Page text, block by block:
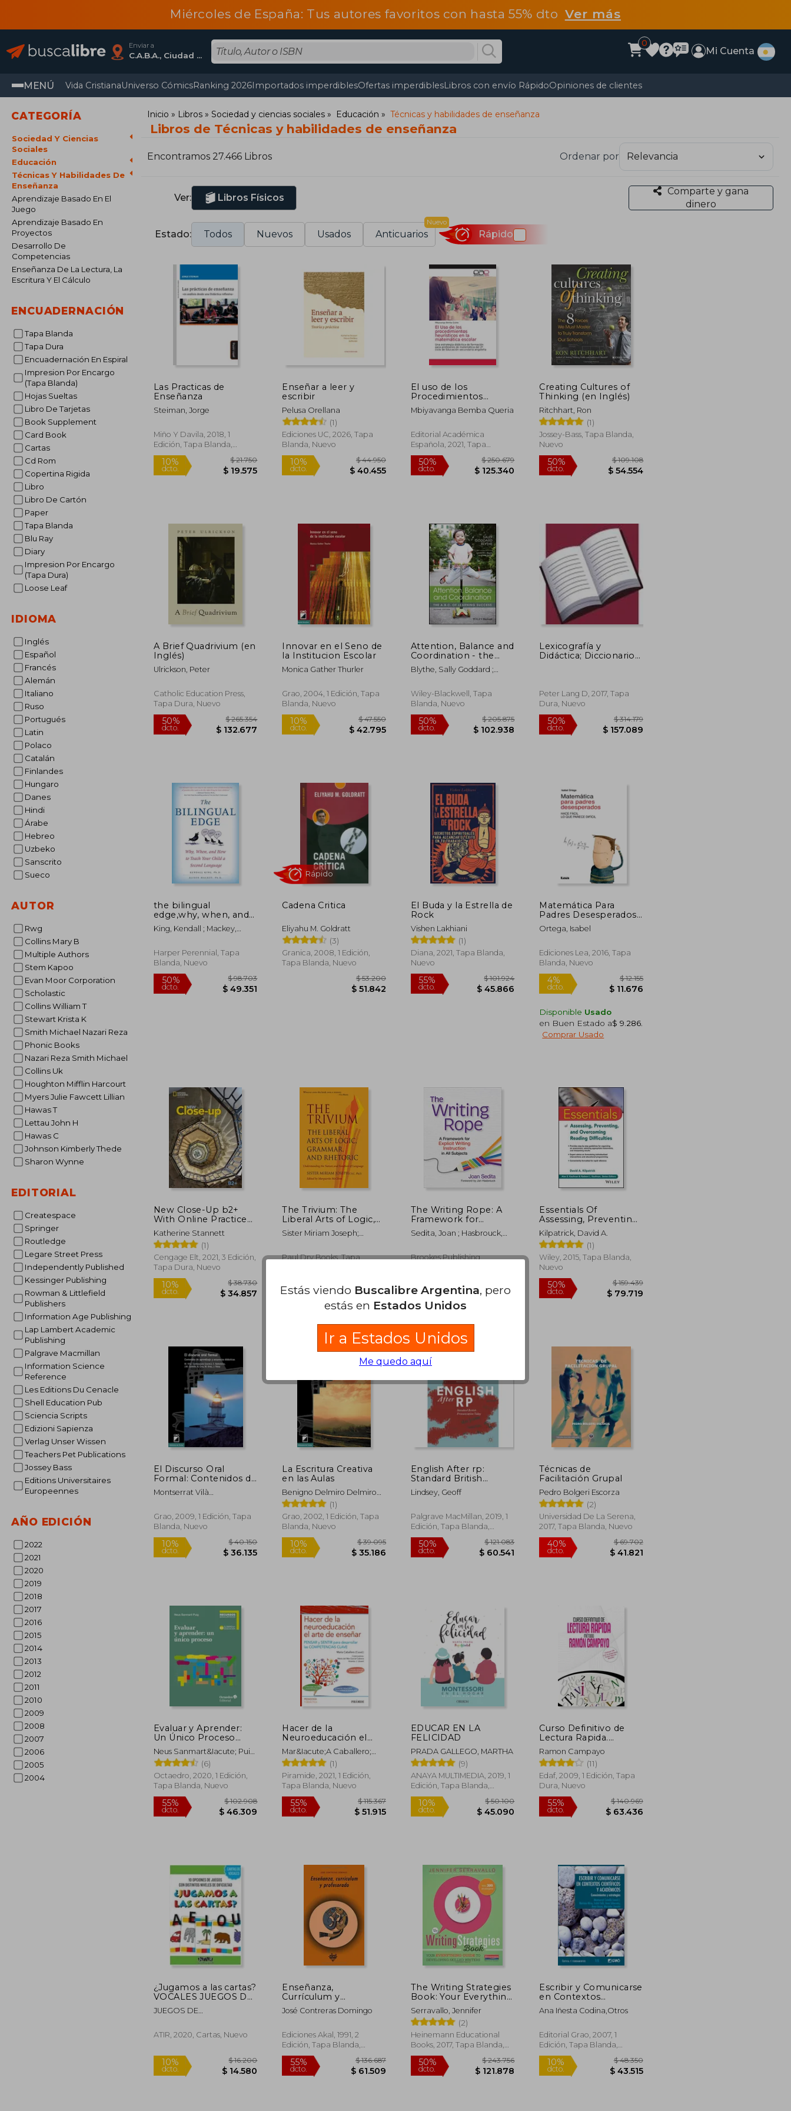
Miércoles de España: Tus autores favoritos con hasta 55% dto Ver más
Enviar a
C.A.B.A., Ciudad Autónoma De Buenos Aires
0
Mi Cuenta
MENÚ Vida CristianaUniverso CómicsRanking 2026Importados imperdiblesOfertas imperdiblesLibros con envío RápidoOpiniones de clientes
CATEGORÍA
Sociedad Y Ciencias
Sociales
Educación
Técnicas Y Habilidades De
Enseñanza
Aprendizaje Basado En El
Juego
Aprendizaje Basado En
Proyectos
Desarrollo De
Competencias
Enseñanza De La Lectura, La
Escritura Y El Cálculo
ENCUADERNACIÓN
Tapa Blanda
Tapa Dura
Encuadernación En Espiral
Impresion Por Encargo
(Tapa Blanda)
Hojas Sueltas
Libro De Tarjetas
Book Supplement
Card Book
Cartas
Cd Rom
Copertina Rigida
Libro
Libro De Cartón
Paper
Tapa Blanda
Blu Ray
Diary
Impresion Por Encargo
(Tapa Dura)
Loose Leaf
IDIOMA
Inglés
Español
Francés
Alemán
Italiano
Ruso
Portugués
Latin
Polaco
Catalán
Finlandes
Hungaro
Danes
Hindi
Árabe
Hebreo
Uzbeko
Sanscrito
Sueco
AUTOR
Rwg
Collins Mary B
Multiple Authors
Stem Kapoo
Evan Moor Corporation
Scholastic
Collins William T
Stewart Krista K
Smith Michael Nazari Reza
Phonic Books
Nazari Reza Smith Michael
Collins Uk
Houghton Mifflin Harcourt
Myers Julie Fawcett Lillian
Hawas T
Lettau John H
Hawas C
Johnson Kimberly Thede
Sharon Wynne
EDITORIAL
Createspace
Springer
Routledge
Legare Street Press
Independently Published
Kessinger Publishing
Rowman & Littlefield
Publishers
Information Age Publishing
Lap Lambert Academic
Publishing
Palgrave Macmillan
Information Science
Reference
Les Editions Du Cenacle
Shell Education Pub
Sciencia Scripts
Edizioni Sapienza
Verlag Unser Wissen
Teachers Pet Publications
Jossey Bass
Editions Universitaires
Europeennes
AÑO EDICIÓN
2022
2021
2020
2019
2018
2017
2016
2015
2014
2013
2012
2011
2010
2009
2008
2007
2006
2005
2004
Inicio Libros Sociedad y ciencias sociales Educación Técnicas y habilidades de enseñanza
Libros de Técnicas y habilidades de enseñanza
Encontramos 27.466 Libros Ordenar por
Ver: Libros Físicos
Comparte y gana
dinero
Estado: Todos Nuevos Usados Anticuarios
Nuevo
Rápido
Las Practicas de
Enseñanza
Steiman, Jorge
Miño Y Davila, 2018, 1
Edición, Tapa Blanda,
Nuevo
Enseñar a leer y
escribir
Pelusa Orellana
(1)
Ediciones UC, 2026, Tapa
Blanda, Nuevo
El uso de los
Procedimientos
Heurísticos en la
Matemática Escolar:
Didáctica de
Formación Para
Matemática del 2º
Ciclo de Educación
Mbiyavanga Bemba Queria
Editorial Académica
Española, 2021, Tapa
Blanda, Nuevo
$ 125.340
Creating Cultures of
Thinking (en Inglés)
Ritchhart, Ron
(1)
Jossey-Bass, Tapa Blanda,
Nuevo
A Brief Quadrivium (en
Inglés)
Ulrickson, Peter
Catholic Education Press,
Tapa Dura, Nuevo
dcto.
Innovar en el Seno de
la Institucion Escolar
Monica Gather Thurler
Grao, 2004, 1 Edición, Tapa
Blanda, Nuevo
10%
dcto.
Attention, Balance and
Coordination - the
A.b.c.oflearning
Success 2E (en Inglés)
Blythe, Sally Goddard ;
Blythe, Peter
Wiley-Blackwell, Tapa
Blanda, Nuevo
50%
dcto.
$ 205.875
$ 102.938
Lexicografía y
Didáctica; Diccionarios
Romanischen
Sprachwissenschaft
Peter Lang D, 2017, Tapa
Dura, Nuevo
the bilingual
edge,why, when, and
how to teach your
child a second
King, Kendall ; Mackey,
Harper Perennial, Tapa
Blanda, Nuevo
50%
dcto.
Cadena Critica
Eliyahu M. Goldratt
(3)
Granica, 2008, 1 Edición,
Tapa Blanda, Nuevo
$ 53.200
El Buda y la Estrella de
Rock
Vishen Lakhiani
(1)
Diana, 2021, Tapa Blanda,
Nuevo
55% $ 101.924
$ 45.866
Matemática Para
Padres Desesperados:
Hace Fácil Lo Que
Parece Difícil
Ortega, Isabel
Ediciones Lea, 2016, Tapa
Blanda, Nuevo
4%
dcto.
Disponible Usado
en Buen Estado a$ 9.286
Comprar Usado
New Close-Up b2+
With Online Practice
and Student'S Ebook
(en Inglés)
Katherine Stannett
(1)
Cengage Elt, 2021, 3 Edición,
Tapa Dura, Nuevo
10%
dcto.
The Trivium: The
Liberal Arts of Logic,
Grammar, and
Rhetoric (en Inglés)
Sister Miriam Joseph;
Paul Dry Books, Tapa
50%
dcto.
The Writing Rope: A
Framework for
Explicit Writing
Instruction in all
Sedita, Joan ; Hasbrouck,
Brookes Publishing
50%
dcto.
$ 184.166
$ 92.083
Essentials Of
Assessing, Preventing,
And Overcoming
Reading Difficulties
(essentials Of
Psychological
Assessment) (en
Kilpatrick, David A.
(1)
Wiley, 2015, Tapa Blanda,
Nuevo
50%
dcto.
El Discurso Oral
Formal: Contenidos de
Aprendizaje y
Secuencias Didácticas:
Textos)
Montserrat Vilà
Grao, 2009, 1 Edición, Tapa
Blanda, Nuevo
$ 36.135
La Escritura Creativa
en las Aulas
Benigno Delmiro Delmiro
Coto
(1)
Grao, 2002, 1 Edición, Tapa
Blanda, Nuevo
dcto. $ 35.186
English After rp:
Standard British
Pronunciation Today
(en Inglés)
Lindsey, Geoff
Palgrave MacMillan, 2019, 1
Edición, Tapa Blanda,
Nuevo
dcto. $ 60.541
Técnicas de
Facilitación Grupal
Pedro Bolgeri Escorza
(2)
Universidad De La Serena,
2017, Tapa Blanda, Nuevo
dcto.
Evaluar y Aprender:
Un Único Proceso
(Recursos Educativos)
Neus Sanmart&Iacute; Puig;
Manuel Le&Oacute;N
Urrutia
(6)
Octaedro, 2020, 1 Edición,
Tapa Blanda, Nuevo
55%
dcto.
$ 102.908
$ 46.309
Hacer de la
Neuroeducación el
Arte de Enseñar:
Pensar y Sentir Para
Desarrollar las
Competencias Clave
Mar&Iacute;A Caballero;
Mar&Iacute;A Del Mar
Garc&Iacute;A Cabrera;
Vicente J. Llorent
(1)
Piramide, 2021, 1 Edición,
Tapa Blanda, Nuevo
55%
dcto.
$ 115.367
$ 51.915
EDUCAR EN LA
FELICIDAD
PRADA GALLEGO, MARTHA
(9)
ANAYA MULTIMEDIA, 2019, 1
Edición, Tapa Blanda,
Nuevo
10%
dcto.
$ 50.100
$ 45.090
Curso Definitivo de
Lectura Rapida.
Metodo Ramon
Campayo
Ramon Campayo
(11)
Edaf, 2009, 1 Edición, Tapa
Dura, Nuevo
dcto.
¿Jugamos a las cartas?
VOCALES JUEGOS DE
LECTOESCRITURA
JUEGOS DE
ATIR, 2020, Cartas, Nuevo
Enseñanza,
Currículum y
Profesorado
José Contreras Domingo
Ediciones Akal, 1991, 2
Edición, Tapa Blanda,
Usado
The Writing Strategies
Book: Your Everything
Guide to Developing
Skilled Writers (en
Inglés)
Serravallo, Jennifer
(2)
Heinemann Educational
Books, 2017, Tapa Blanda,
Nuevo
Escribir y Comunicarse
en Contextos
Científicos y
Académicos:
Estrategias
Ana Iñesta Codina,Otros
Editorial Grao, 2007, 1
Edición, Tapa Blanda,
Nuevo
Estás viendo Buscalibre Argentina, pero
estás en Estados Unidos
Ir a Estados Unidos
Me quedo aquí